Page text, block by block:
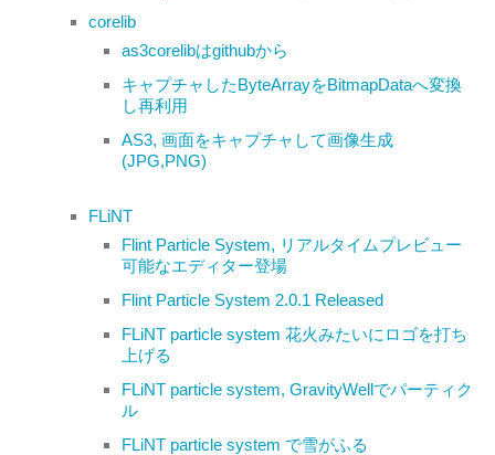
corelib
as3corelibはgithubから
キャプチャしたByteArrayをBitmapDataへ変換
し再利用
AS3, 画面をキャプチャして画像生成
(JPG,PNG)
FLiNT
Flint Particle System, リアルタイムプレビュー
可能なエディター登場
Flint Particle System 2.0.1 Released
FLiNT particle system 花火みたいにロゴを打ち
上げる
FLiNT particle system, GravityWellでパーティク
ル
FLiNT particle system で雪がふる